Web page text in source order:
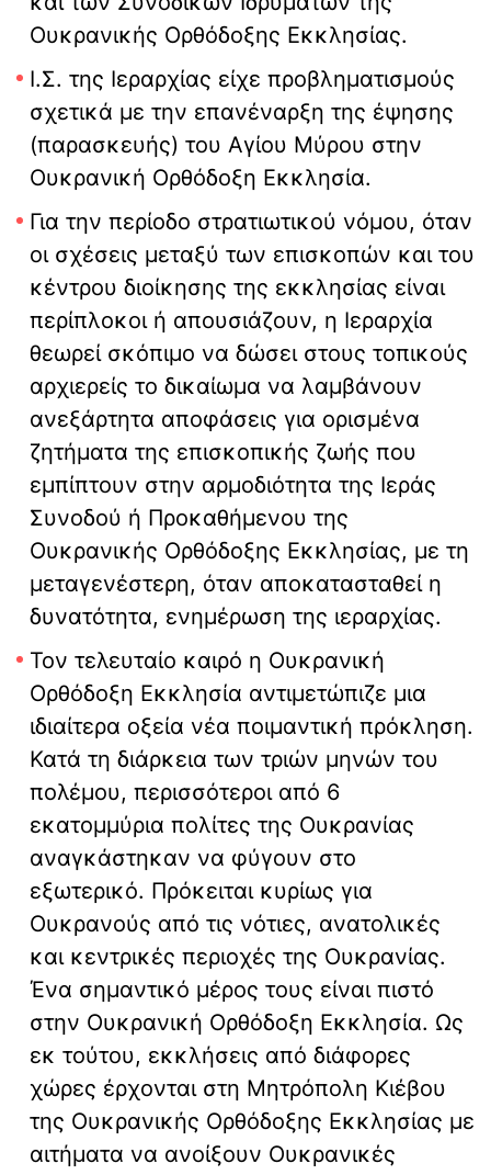
Ουκρανικής Ορθόδοξης Εκκλησίας.
Ι.Σ. της Ιεραρχίας είχε προβληματισμούς
σχετικά με την επανέναρξη της έψησης
(παρασκευής) του Αγίου Μύρου στην
Ουκρανική Ορθόδοξη Εκκλησία.
Για την περίοδο στρατιωτικού νόμου, όταν
οι σχέσεις μεταξύ των επισκοπών και του
κέντρου διοίκησης της εκκλησίας είναι
περίπλοκοι ή απουσιάζουν, η Ιεραρχία
θεωρεί σκόπιμο να δώσει στους τοπικούς
αρχιερείς το δικαίωμα να λαμβάνουν
ανεξάρτητα αποφάσεις για ορισμένα
ζητήματα της επισκοπικής ζωής που
εμπίπτουν στην αρμοδιότητα της Ιεράς
Συνοδού ή Προκαθήμενου της
Ουκρανικής Ορθόδοξης Εκκλησίας, με τη
μεταγενέστερη, όταν αποκατασταθεί η
δυνατότητα, ενημέρωση της ιεραρχίας.
Τον τελευταίο καιρό η Ουκρανική
Ορθόδοξη Εκκλησία αντιμετώπιζε μια
ιδιαίτερα οξεία νέα ποιμαντική πρόκληση.
Κατά τη διάρκεια των τριών μηνών του
πολέμου, περισσότεροι από 6
εκατομμύρια πολίτες της Ουκρανίας
αναγκάστηκαν να φύγουν στο
εξωτερικό. Πρόκειται κυρίως για
Ουκρανούς από τις νότιες, ανατολικές
και κεντρικές περιοχές της Ουκρανίας.
Ένα σημαντικό μέρος τους είναι πιστό
στην Ουκρανική Ορθόδοξη Εκκλησία. Ως
εκ τούτου, εκκλήσεις από διάφορες
χώρες έρχονται στη Μητρόπολη Κιέβου
της Ουκρανικής Ορθόδοξης Εκκλησίας με
αιτήματα να ανοίξουν Ουκρανικές